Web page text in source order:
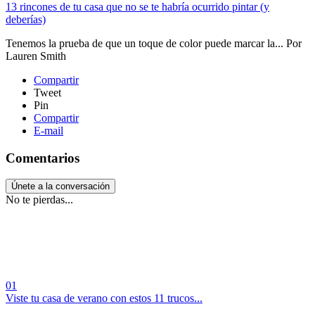
13 rincones de tu casa que no se te habría ocurrido pintar (y
deberías)
Tenemos la prueba de que un toque de color puede marcar la... Por
Lauren Smith
Compartir
Tweet
Pin
Compartir
E-mail
Comentarios
Únete a la conversación
No te pierdas...
01
Viste tu casa de verano con estos 11 trucos...